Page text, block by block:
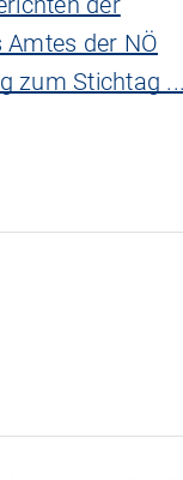
Amtes der NÖ
zum Stichtag ...